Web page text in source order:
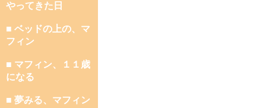
やってきた日
■ ベッドの上の、マ
フィン
■ マフィン、１１歳
になる
■ 夢みる、マフィン